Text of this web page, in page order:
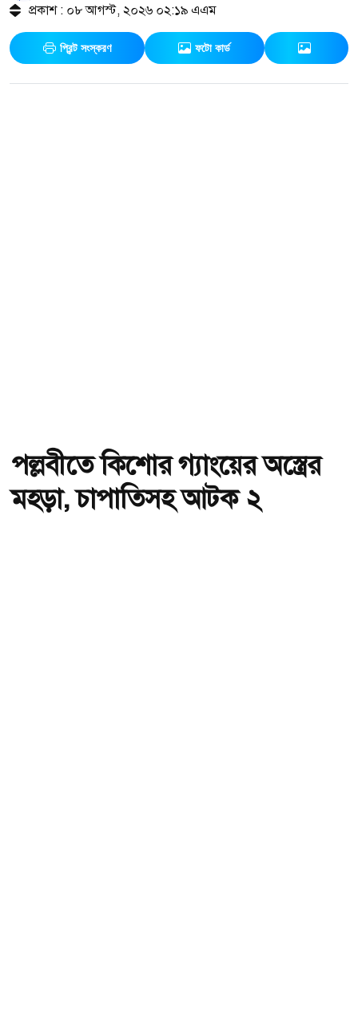
প্রকাশ : ০৮ আগস্ট, ২০২৬ ০২:১৯ এএম
প্রিন্ট সংস্করণ ফটো কার্ড
পল্লবীতে কিশোর গ্যাংয়ের অস্ত্রের
মহড়া, চাপাতিসহ আটক ২